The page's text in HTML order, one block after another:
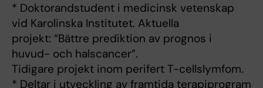
* Doktorandstudent i medicinsk vetenskap
vid Karolinska Institutet. Aktuella
projekt: “Bättre prediktion av prognos i
huvud- och halscancer”.
Tidigare projekt inom perifert T-cellslymfom.
* Deltar i utveckling av framtida terapiprogram